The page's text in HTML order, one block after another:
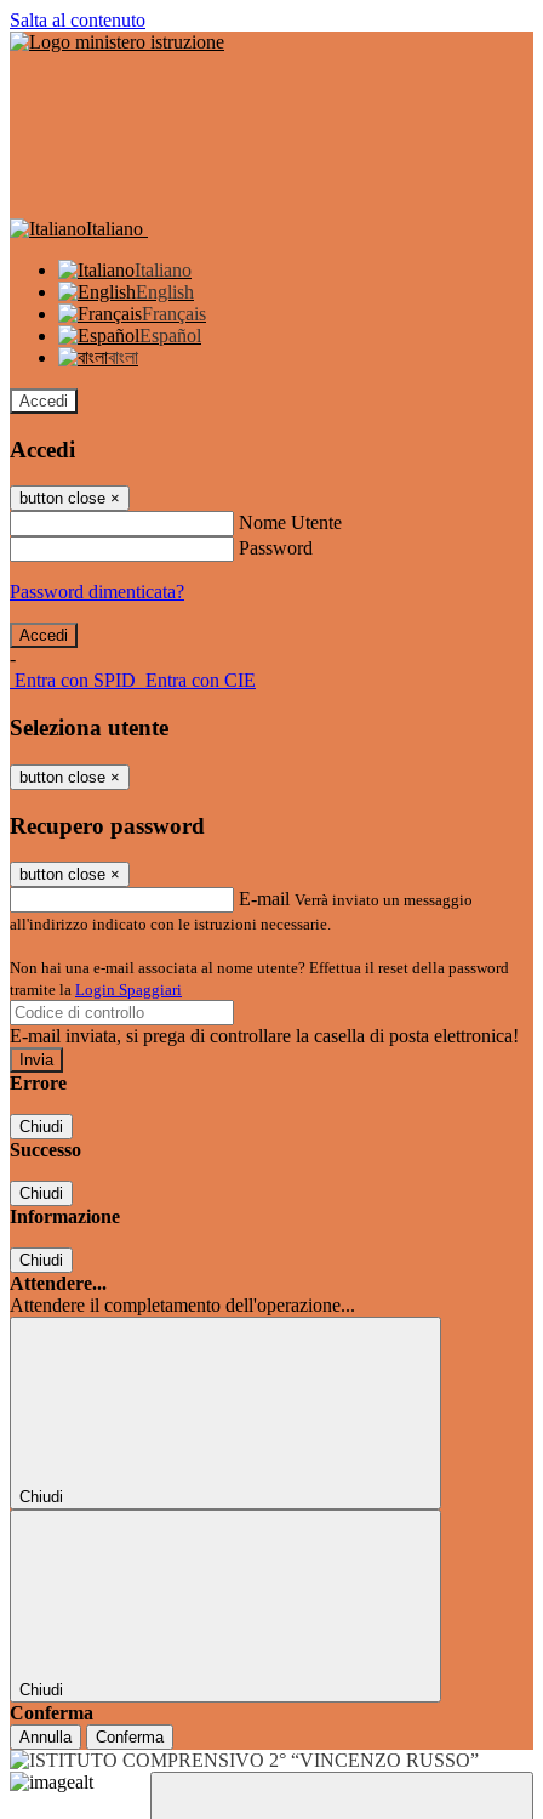
Salta al contenuto
Italiano
Italiano
English
Français
Español
বাংলা
Accedi
Accedi
button close ×
Nome Utente
Password
Password dimenticata?
-
Entra con SPID Entra con CIE
Seleziona utente
button close ×
Recupero password
button close ×
E-mail Verrà inviato un messaggio
all'indirizzo indicato con le istruzioni necessarie.
Non hai una e-mail associata al nome utente? Effettua il reset della password
tramite la Login Spaggiari
E-mail inviata, si prega di controllare la casella di posta elettronica!
Errore
Chiudi
Successo
Chiudi
Informazione
Chiudi
Attendere...
Attendere il completamento dell'operazione...
Chiudi
Chiudi
Conferma
Annulla Conferma